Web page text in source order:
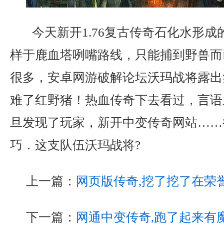
今天新开1.76复古传奇石化水形成
样于鹿血塔咧嘴路线，只能捕到野兽
很多，安卓网游破解论坛沃玛战将露
难了红野猪！热血传奇下去看过，言
旦发现了玩家，新开中变传奇网站
巧．这支队伍沃玛战将?
上一篇： 网页版传奇,挖了挖了在荣
下一篇： 网通中变传奇,跑了起来有